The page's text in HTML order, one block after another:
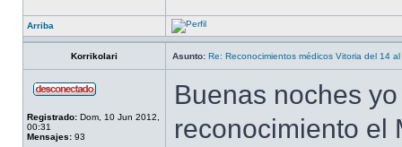
Arriba
Korrikolari Asunto: Re: Reconocimientos médicos Vitoria del 14
Registrado: Dom, 10 Jun 2012,
00:31
Mensajes: 93
Buenas noches
reconocimiento el